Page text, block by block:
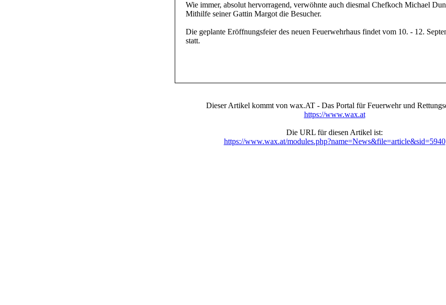
Wie immer, absolut hervorragend, verwöhnte auch diesmal Chefkoch Michael
Mithilfe seiner Gattin Margot die Besucher.
Die geplante Eröffnungsfeier des neuen Feuerwehrhaus findet vom 10. - 12.
statt.
Dieser Artikel kommt von wax.AT - Das Portal für Feuerwehr und
https://www.wax.at
Die URL für diesen Artikel ist:
https://www.wax.at/modules.php?name=News&file=article&sid=5940